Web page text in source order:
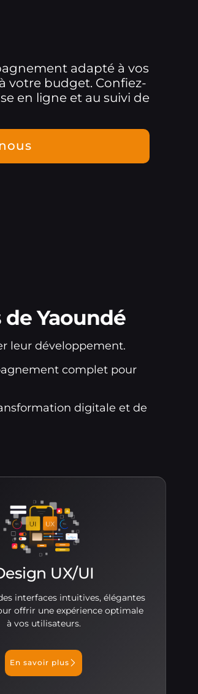
adapté à vos
votre budget. Confiez-
en ligne et au suivi de
de Yaoundé
leur développement.
complet pour
digitale et de
UX/UI
interfaces intuitives, élégantes
offrir une expérience optimale
à vos utilisateurs.
En savoir plus